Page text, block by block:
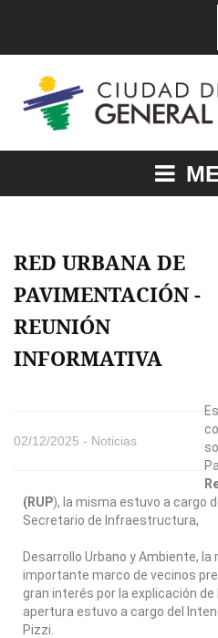
RED URBANA DE
PAVIMENTACIÓN -
REUNIÓN
INFORMATIVA
02/12/2025 - Noticias
(RUP), la misma estuvo a cargo
Secretario de Infraestructura,
Desarrollo Urbano y Ambiente,
importante marco de vecinos
gran interés por la explicación
apertura estuvo a cargo del
Pizzi.